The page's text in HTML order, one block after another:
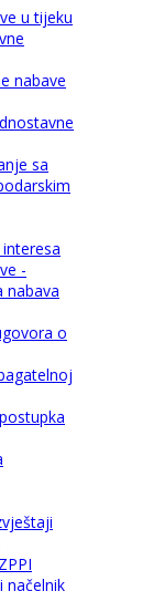
u tijeku
nabave
sa
-
nabava
o
načelnik